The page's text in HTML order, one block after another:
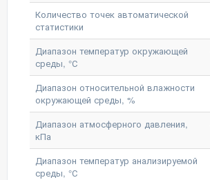
Количество точек автоматической
статистики
Диапазон температур окружающей
среды, °С
Диапазон относительной влажности
окружающей среды, %
Диапазон атмосферного давления,
кПа
Диапазон температур анализируемой
среды, °С